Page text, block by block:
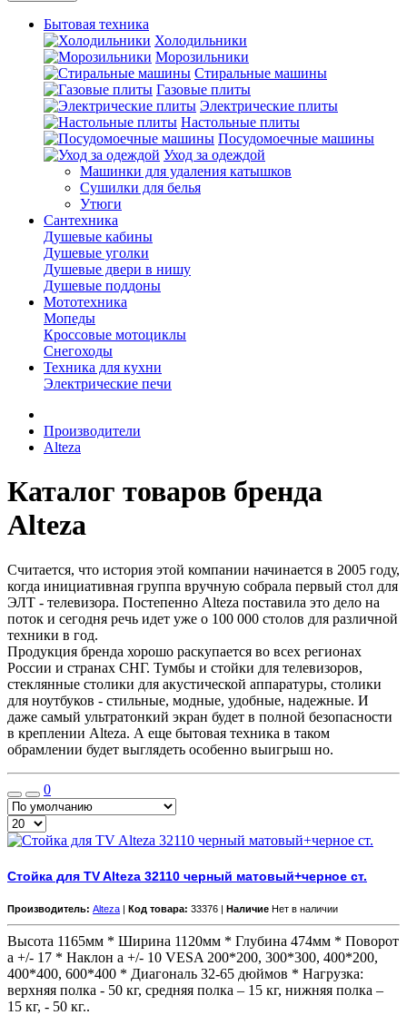
Бытовая техника
Холодильники
Морозильники
Стиральные машины
Газовые плиты
Электрические плиты
Настольные плиты
Посудомоечные машины
Уход за одеждой
Машинки для удаления катышков
Сушилки для белья
Утюги
Сантехника
Душевые кабины
Душевые уголки
Душевые двери в нишу
Душевые поддоны
Мототехника
Мопеды
Кроссовые мотоциклы
Снегоходы
Техника для кухни
Электрические печи
Производители
Alteza
Каталог товаров бренда
Alteza
Считается, что история этой компании начинается в 2005 году,
когда инициативная группа вручную собрала первый стол для
ЭЛТ - телевизора. Постепенно Alteza поставила это дело на
поток и сегодня речь идет уже о 100 000 столов для различной
техники в год.
Продукция бренда хорошо раскупается во всех регионах
России и странах СНГ. Тумбы и стойки для телевизоров,
стеклянные столики для акустической аппаратуры, столики
для ноутбуков - стильные, модные, удобные, надежные. И
даже самый ультратонкий экран будет в полной безопасности
в креплении Alteza. А еще бытовая техника в таком
обрамлении будет выглядеть особенно выигрыш но.
0
Стойка для TV Alteza 32110 черный матовый+черное ст.
Производитель: Alteza Код товара: 33376 | Наличие Нет в наличии
Высота 1165мм * Ширина 1120мм * Глубина 474мм * Поворот
а +/- 17 * Наклон а +/- 10 VESA 200*200, 300*300, 400*200,
400*400, 600*400 * Диагональ 32-65 дюймов * Нагрузка:
верхняя полка - 50 кг, средняя полка – 15 кг, нижняя полка –
15 кг, - 50 кг..